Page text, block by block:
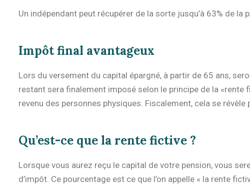
Un indépendant peut récupérer de la sorte jusqu’à 63% de
Impôt final avantageux
Lors du versement du capital épargné, à partir de 65 ans,
restant sera finalement imposé selon le principe de la
revenu des personnes physiques. Fiscalement, cela se révèle
Qu’est-ce que la rente fictive ?
Lorsque vous aurez reçu le capital de votre pension, vous
d’impôt. Ce pourcentage est ce que l’on appelle « la rente